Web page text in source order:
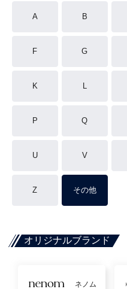
A B
F G
K L
P Q
U V
Z その他
オリジナルブランド
ネノム